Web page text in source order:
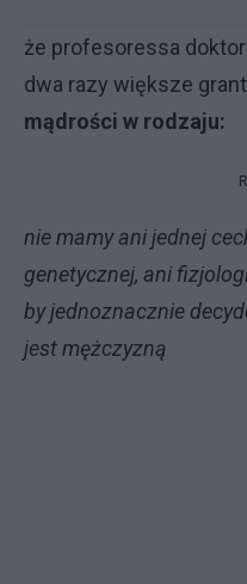
że profesoressa
dwa razy większe
mądrości w rodzaju:
nie mamy ani jednej
genetycznej, ani
by jednoznacznie
jest mężczyzną